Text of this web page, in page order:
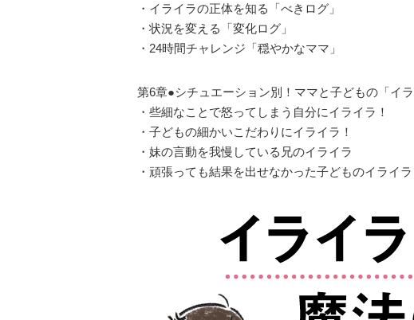
・イライラの正体を知る「べきログ」
・状況を変える「変化ログ」
・24時間チャレンジ「穏やかなママ」
第6章●シチュエーション別！ママと子どもの「イ
・些細なことで怒ってしまう自分にイライラ！
・子どもの細かいこだわりにイライラ！
・妹の言動を我慢している兄のイライラ
・頑張っても結果を出せなかった子どものイライラ